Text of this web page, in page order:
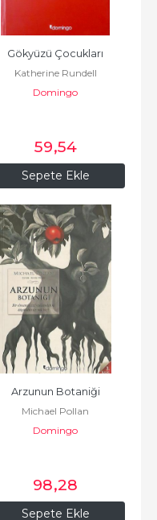
Sepete Ekle
Gökyüzü Çocukları
Katherine Rundell
Domingo
59,54
Sepete Ekle
Arzunun Botaniği
Michael Pollan
Domingo
98,28